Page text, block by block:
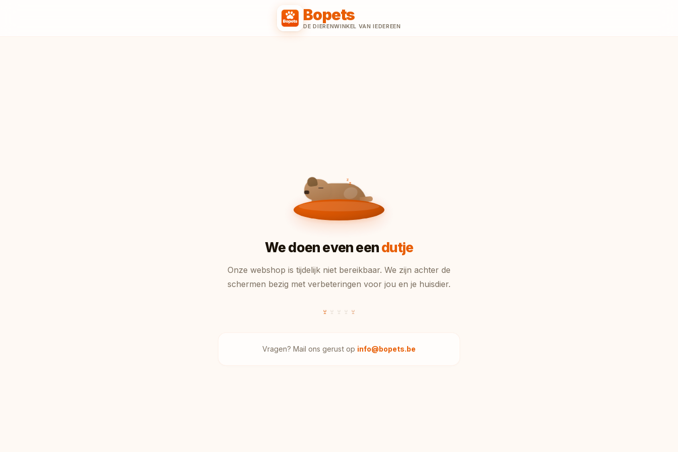
Bopets
DE DIERENWINKEL VAN IEDEREEN
z
z z
We doen even eendutje
Onze webshop is tijdelijk niet bereikbaar. We zijn achter de
schermen bezig met verbeteringen voor jou en je huisdier.
Vragen? Mail ons gerust op info@bopets.be